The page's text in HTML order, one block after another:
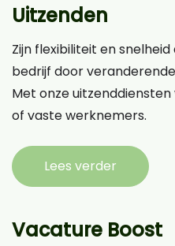
Uitzenden
Zijn flexibiliteit en
bedrijf door
Met onze
of vaste werknemers.
Lees verder
Vacature Boost